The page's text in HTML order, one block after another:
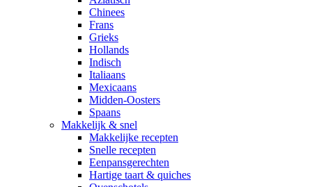
Chinees
Frans
Grieks
Hollands
Indisch
Italiaans
Mexicaans
Midden-Oosters
Spaans
Makkelijk & snel
Makkelijke recepten
Snelle recepten
Eenpansgerechten
Hartige taart & quiches